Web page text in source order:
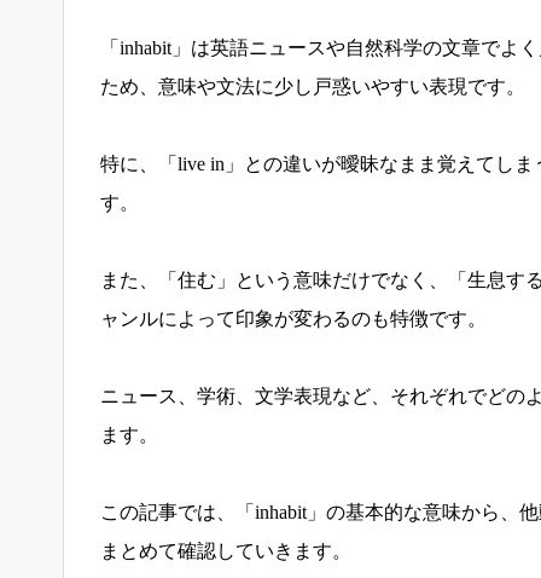
「inhabit」は英語ニュースや自然科学の文章で
ため、意味や文法に少し戸惑いやすい表現です。
特に、「live in」との違いが曖昧なまま覚えてし
す。
また、「住む」という意味だけでなく、「生息す
ャンルによって印象が変わるのも特徴です。
ニュース、学術、文学表現など、それぞれでどの
ます。
この記事では、「inhabit」の基本的な意味から、
まとめて確認していきます。